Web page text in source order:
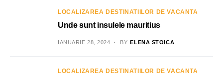
LOCALIZAREA DESTINATIILOR DE VACANTA
Unde sunt insulele mauritius
IANUARIE 28, 2024 BY ELENA STOICA
LOCALIZAREA DESTINATIILOR DE VACANTA